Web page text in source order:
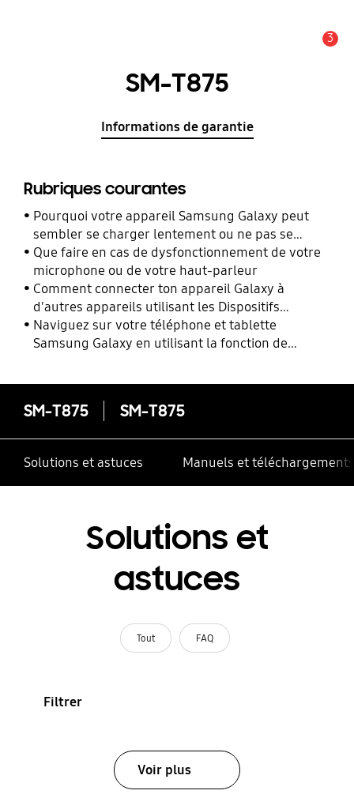
3
SM-T875
Informations de garantie
Rubriques courantes
Pourquoi votre appareil Samsung Galaxy peut
sembler se charger lentement ou ne pas se
charger du tout
Que faire en cas de dysfonctionnement de votre
microphone ou de votre haut-parleur
Comment connecter ton appareil Galaxy à
d'autres appareils utilisant les Dispositifs
Connectés ?
Naviguez sur votre téléphone et tablette
Samsung Galaxy en utilisant la fonction de
SM-T875 SM-T875
Solutions et astuces Manuels et téléchargements
Solutions et
astuces
Tout FAQ
Filtrer
Voir plus